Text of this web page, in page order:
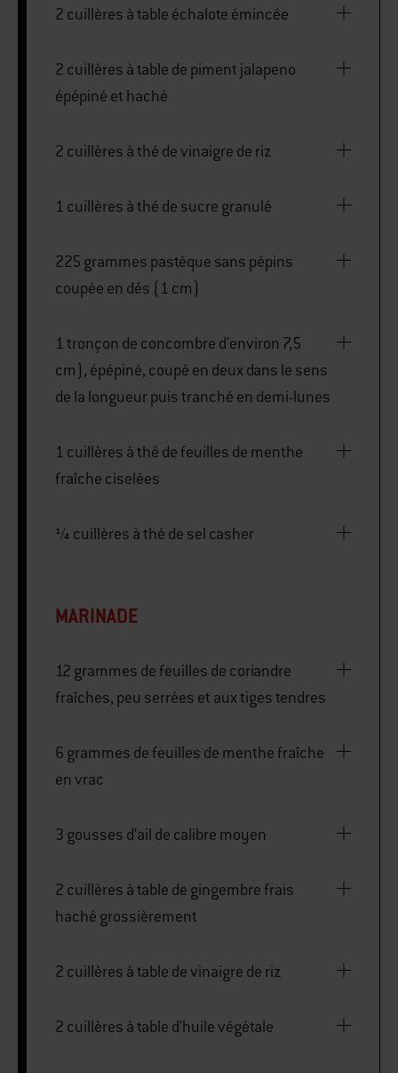
2 cuillères à table échalote émincée
2 cuillères à table de piment jalapeno
épépiné et haché
2 cuillères à thé de vinaigre de riz
1 cuillères à thé de sucre granulé
225 grammes pastèque sans pépins
coupée en dés (1 cm)
1 tronçon de concombre d'environ 7,5
cm), épépiné, coupé en deux dans le sens
de la longueur puis tranché en demi-lunes
1 cuillères à thé de feuilles de menthe
fraîche ciselées
¼ cuillères à thé de sel casher
MARINADE
12 grammes de feuilles de coriandre
fraîches, peu serrées et aux tiges tendres
6 grammes de feuilles de menthe fraîche
en vrac
3 gousses d’ail de calibre moyen
2 cuillères à table de gingembre frais
haché grossièrement
2 cuillères à table de vinaigre de riz
2 cuillères à table d'huile végétale